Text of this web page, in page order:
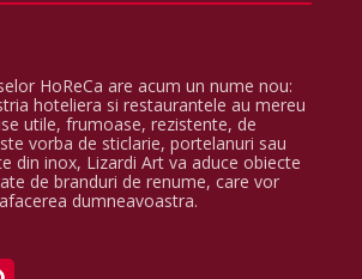
HoReCa are acum un nume nou:
hoteliera si restaurantele au mereu
utile, frumoase, rezistente, de
vorba de sticlarie, portelanuri sau
din inox, Lizardi Art va aduce obiecte
de branduri de renume, care vor
dumneavoastra.